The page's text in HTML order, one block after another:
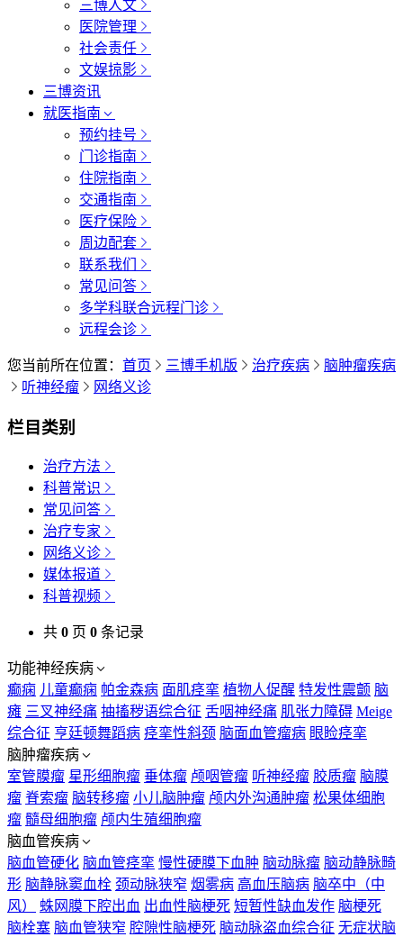
三博人文
医院管理
社会责任
文娱掠影
三博资讯
就医指南
预约挂号
门诊指南
住院指南
交通指南
医疗保险
周边配套
联系我们
常见问答
多学科联合远程门诊
远程会诊
您当前所在位置： 首页 三博手机版 治疗疾病
脑肿瘤疾病
听神经瘤
网络义诊
栏目类别
治疗方法
科普常识
常见问答
治疗专家
网络义诊
媒体报道
科普视频
共 0 页 0 条记录
功能神经疾病
癫痫 儿童癫痫 帕金森病 面肌痉挛 植物人促醒 特发性震颤 脑
瘫 三叉神经痛 抽搐秽语综合征 舌咽神经痛 肌张力障碍 Meige
综合征 亨廷顿舞蹈病 痉挛性斜颈 脑面血管瘤病 眼睑痉挛
脑肿瘤疾病
室管膜瘤 星形细胞瘤 垂体瘤 颅咽管瘤 听神经瘤 胶质瘤 脑膜
瘤 脊索瘤 脑转移瘤 小儿脑肿瘤 颅内外沟通肿瘤 松果体细胞
瘤 髓母细胞瘤 颅内生殖细胞瘤
脑血管疾病
脑血管硬化 脑血管痉挛 慢性硬膜下血肿 脑动脉瘤 脑动静脉畸
形 脑静脉窦血栓 颈动脉狭窄 烟雾病 高血压脑病 脑卒中（中
风）
蛛网膜下腔出血 出血性脑梗死 短暂性缺血发作 脑梗死
脑栓塞 脑血管狭窄 腔隙性脑梗死 脑动脉盗血综合征 无症状脑